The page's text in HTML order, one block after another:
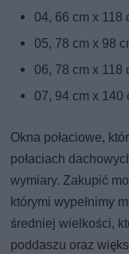
04, 66 cm x 118
05, 78 cm x 98
06, 78 cm x 118
07, 94 cm x 140
Okna połaciowe,
połaciach
wymiary. Zakupić
którymi wypełnimy
średniej wielkości,
poddaszu oraz